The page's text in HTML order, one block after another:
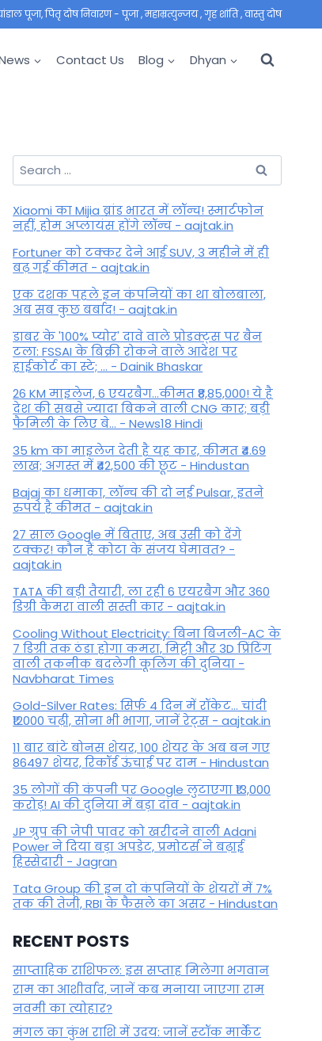
पूजा, पितृ दोष निवारण - पूजा , महाम्रत्युन्जय , गृह शांति , वास्तु दोष
Contact Us Blog Dhyan
Search
for:
Xiaomi का Mijia ब्रांड भारत में लॉन्च! स्मार्टफोन
नहीं, होम अप्लायंस होंगे लॉन्च - aajtak.in
Fortuner को टक्कर देने आई SUV, 3 महीने में ही
बढ़ गई कीमत - aajtak.in
एक दशक पहले इन कंपनियों का था बोलबाला,
अब सब कुछ बर्बाद! - aajtak.in
डाबर के '100% प्योर' दावे वाले प्रोडक्ट्स पर बैन
टला: FSSAI के बिक्री रोकने वाले आदेश पर
हाईकोर्ट का स्टे; ... - Dainik Bhaskar
26 KM माइलेज, 6 एयरबैग...कीमत ₹8,85,000! ये है
देश की सबसे ज्यादा बिकने वाली CNG कार; बड़ी
फैमिली के लिए बे... - News18 Hindi
35 km का माइलेज देती है यह कार, कीमत ₹4.69
लाख; अगस्त में ₹42,500 की छूट - Hindustan
Bajaj का धमाका, लॉन्च की दो नई Pulsar, इतने
रुपये है कीमत - aajtak.in
27 साल Google में बिताए, अब उसी को देंगे
टक्कर! कौन हैं कोटा के संजय घेमावत? -
aajtak.in
TATA की बड़ी तैयारी, ला रही 6 एयरबैग और 360
डिग्री कैमरा वाली सस्ती कार - aajtak.in
Cooling Without Electricity: बिना बिजली-AC के
7 डिग्री तक ठंडा होगा कमरा, मिट्टी और 3D प्रिंटिंग
वाली तकनीक बदलेगी कूलिंग की दुनिया -
Navbharat Times
Gold-Silver Rates: सिर्फ 4 दिन में रॉकेट... चांदी
₹12000 चढ़ी, सोना भी भागा, जानें रेट्स - aajtak.in
11 बार बांटे बोनस शेयर, 100 शेयर के अब बन गए
86497 शेयर, रिकॉर्ड ऊंचाई पर दाम - Hindustan
35 लोगों की कंपनी पर Google लुटाएगा ₹13,000
करोड़! AI की दुनिया में बड़ा दांव - aajtak.in
JP ग्रुप की जेपी पावर को खरीदने वाली Adani
Power ने दिया बड़ा अपडेट, प्रमोटर्स ने बढ़ाई
हिस्सेदारी - Jagran
Tata Group की इन दो कंपनियों के शेयरों में 7%
तक की तेजी, RBI के फैसले का असर - Hindustan
RECENT POSTS
साप्ताहिक राशिफल: इस सप्ताह मिलेगा भगवान
राम का आशीर्वाद, जानें कब मनाया जाएगा राम
नवमी का त्योहार?
मंगल का कुंभ राशि में उदय: जानें स्‍टॉक मार्केट